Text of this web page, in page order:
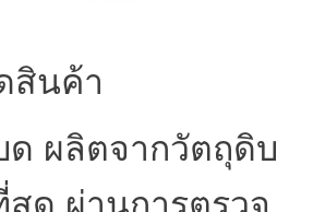
สินค้า
ผลิตจากวัตถุดิบ